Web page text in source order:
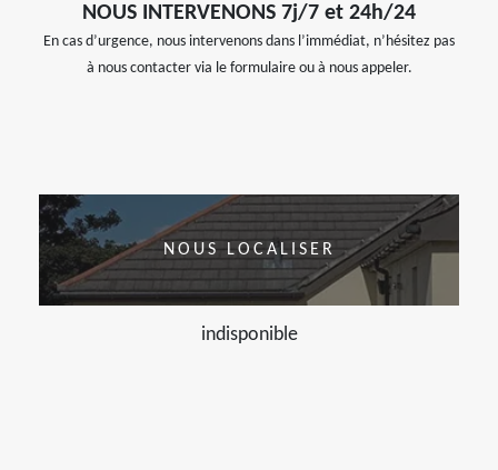
NOUS INTERVENONS 7j/7 et 24h/24
En cas d’urgence, nous intervenons dans l’immédiat, n’hésitez pas
à nous contacter via le formulaire ou à nous appeler.
NOUS LOCALISER
indisponible